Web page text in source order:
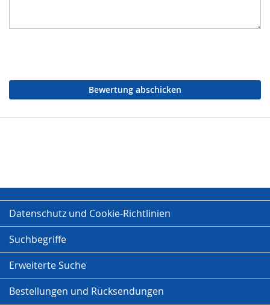
Bewertung abschicken
Datenschutz und Cookie-Richtlinien
Suchbegriffe
Erweiterte Suche
Bestellungen und Rücksendungen